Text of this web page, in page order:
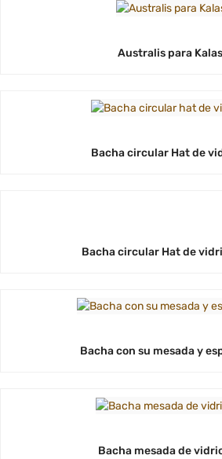
Australis para
Bacha circular Hat de
Bacha circular Hat de
Bacha con su mesada y
Bacha mesada de